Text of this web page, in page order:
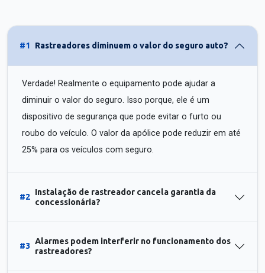
#1 Rastreadores diminuem o valor do seguro auto?
Verdade! Realmente o equipamento pode ajudar a
diminuir o valor do seguro. Isso porque, ele é um
dispositivo de segurança que pode evitar o furto ou
roubo do veículo. O valor da apólice pode reduzir em até
25% para os veículos com seguro.
#2
Instalação de rastreador cancela garantia da
concessionária?
#3
Alarmes podem interferir no funcionamento dos
rastreadores?